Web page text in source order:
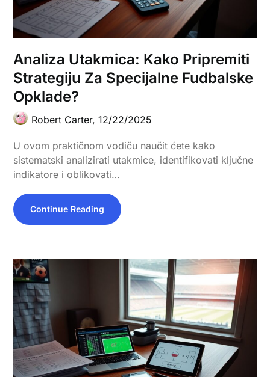
Analiza Utakmica: Kako Pripremiti
Strategiju Za Specijalne Fudbalske
Opklade?
Robert Carter,12/22/2025
U ovom praktičnom vodiču naučit ćete kako
sistematski analizirati utakmice, identifikovati ključne
indikatore i oblikovati…
Continue Reading